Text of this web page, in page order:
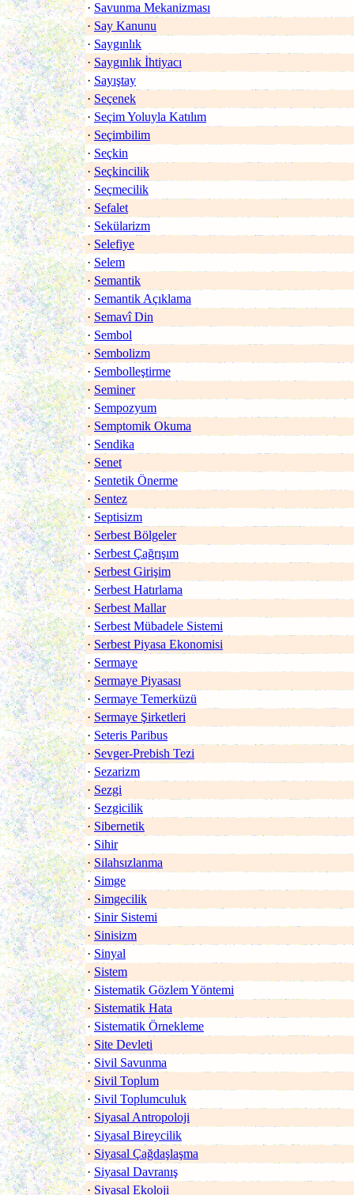
· Savunma Mekanizması
· Say Kanunu
· Saygınlık
· Saygınlık İhtiyacı
· Sayıştay
· Seçenek
· Seçim Yoluyla Katılım
· Seçimbilim
· Seçkin
· Seçkincilik
· Seçmecilik
· Sefalet
· Sekülarizm
· Selefiye
· Selem
· Semantik
· Semantik Açıklama
· Semavî Din
· Sembol
· Sembolizm
· Sembolleştirme
· Seminer
· Sempozyum
· Semptomik Okuma
· Sendika
· Senet
· Sentetik Önerme
· Sentez
· Septisizm
· Serbest Bölgeler
· Serbest Çağrışım
· Serbest Girişim
· Serbest Hatırlama
· Serbest Mallar
· Serbest Mübadele Sistemi
· Serbest Piyasa Ekonomisi
· Sermaye
· Sermaye Piyasası
· Sermaye Temerküzü
· Sermaye Şirketleri
· Seteris Paribus
· Sevger-Prebish Tezi
· Sezarizm
· Sezgi
· Sezgicilik
· Sibernetik
· Sihir
· Silahsızlanma
· Simge
· Simgecilik
· Sinir Sistemi
· Sinisizm
· Sinyal
· Sistem
· Sistematik Gözlem Yöntemi
· Sistematik Hata
· Sistematik Örnekleme
· Site Devleti
· Sivil Savunma
· Sivil Toplum
· Sivil Toplumculuk
· Siyasal Antropoloji
· Siyasal Bireycilik
· Siyasal Çağdaşlaşma
· Siyasal Davranış
· Siyasal Ekoloji